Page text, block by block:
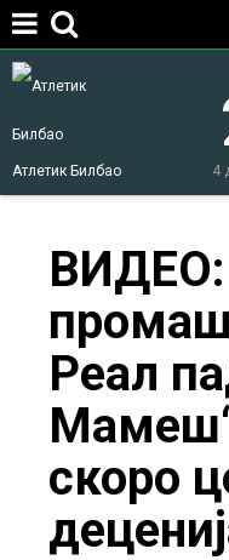
Атлетик Билбао 4
Реал
скоро